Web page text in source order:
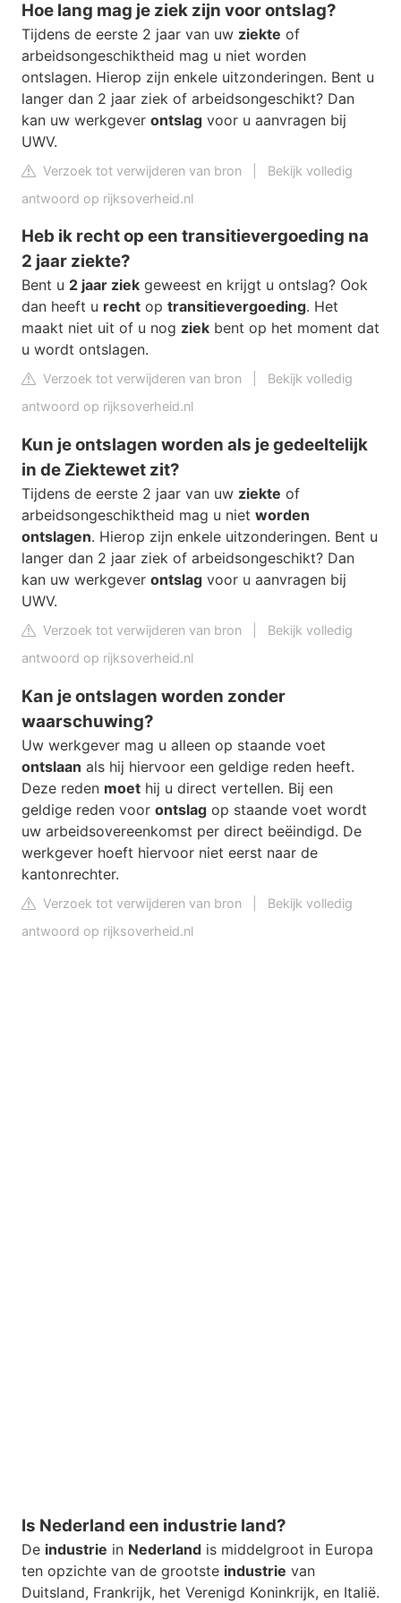
Hoe lang mag je ziek zijn voor ontslag?
Tijdens de eerste 2 jaar van uw ziekte of
arbeidsongeschiktheid mag u niet worden
ontslagen. Hierop zijn enkele uitzonderingen. Bent u
langer dan 2 jaar ziek of arbeidsongeschikt? Dan
kan uw werkgever ontslag voor u aanvragen bij
UWV.
Verzoek tot verwijderen van bron
Bekijk volledig
antwoord op rijksoverheid.nl
Heb ik recht op een transitievergoeding na
2 jaar ziekte?
Bent u 2 jaar ziek geweest en krijgt u ontslag? Ook
dan heeft u recht op transitievergoeding. Het
maakt niet uit of u nog ziek bent op het moment dat
u wordt ontslagen.
Verzoek tot verwijderen van bron
Bekijk volledig
antwoord op rijksoverheid.nl
Kun je ontslagen worden als je gedeeltelijk
in de Ziektewet zit?
Tijdens de eerste 2 jaar van uw ziekte of
arbeidsongeschiktheid mag u niet worden
ontslagen. Hierop zijn enkele uitzonderingen. Bent u
langer dan 2 jaar ziek of arbeidsongeschikt? Dan
kan uw werkgever ontslag voor u aanvragen bij
UWV.
Verzoek tot verwijderen van bron
Bekijk volledig
antwoord op rijksoverheid.nl
Kan je ontslagen worden zonder
waarschuwing?
Uw werkgever mag u alleen op staande voet
ontslaan als hij hiervoor een geldige reden heeft.
Deze reden moet hij u direct vertellen. Bij een
geldige reden voor ontslag op staande voet wordt
uw arbeidsovereenkomst per direct beëindigd. De
werkgever hoeft hiervoor niet eerst naar de
kantonrechter.
Verzoek tot verwijderen van bron
Bekijk volledig
antwoord op rijksoverheid.nl
Is Nederland een industrie land?
De industrie in Nederland is middelgroot in Europa
ten opzichte van de grootste industrie van
Duitsland, Frankrijk, het Verenigd Koninkrijk, en Italië.